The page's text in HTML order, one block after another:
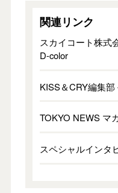
関連リンク
スカイコート株式
D-color
KISS＆CRY編集部
TOKYO NEWS マ
スペシャルインタ